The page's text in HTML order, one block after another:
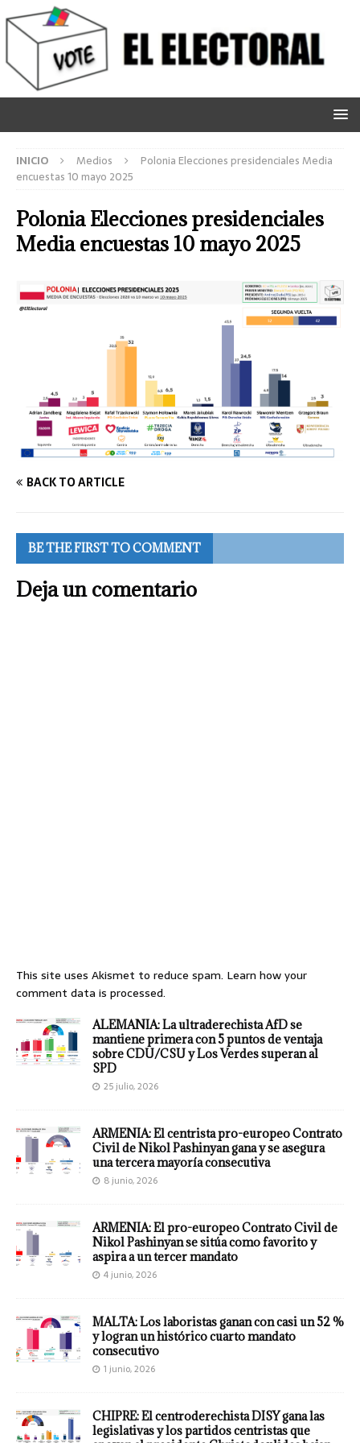
INICIO Medios
Polonia Elecciones presidenciales Media
encuestas 10 mayo 2025
Polonia Elecciones presidenciales
Media encuestas 10 mayo 2025
BACK TO ARTICLE
BE THE FIRST TO COMMENT
Deja un comentario
This site uses Akismet to reduce spam. Learn how your
comment data is processed.
ALEMANIA: La ultraderechista AfD se
mantiene primera con 5 puntos de ventaja
sobre CDU/CSU y Los Verdes superan al
SPD
25 julio, 2026
ARMENIA: El centrista pro-europeo Contrato
Civil de Nikol Pashinyan gana y se asegura
una tercera mayoría consecutiva
8 junio, 2026
ARMENIA: El pro-europeo Contrato Civil de
Nikol Pashinyan se sitúa como favorito y
aspira a un tercer mandato
4 junio, 2026
MALTA: Los laboristas ganan con casi un 52 %
y logran un histórico cuarto mandato
consecutivo
1 junio, 2026
CHIPRE: El centroderechista DISY gana las
legislativas y los partidos centristas que